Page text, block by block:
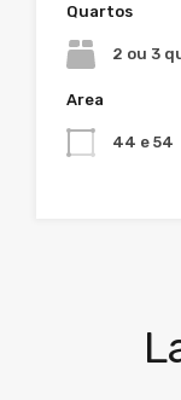
Quartos
2 ou 3
Area
44 e 54